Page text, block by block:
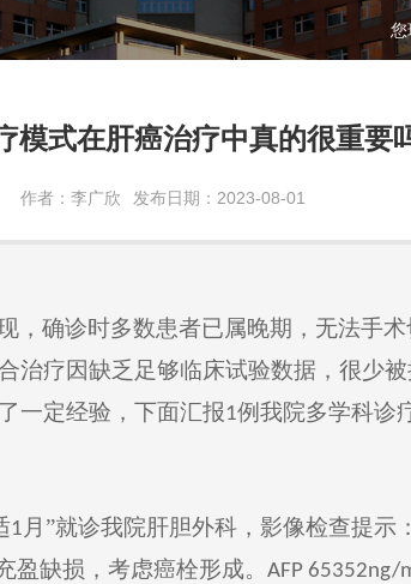
模式在肝癌治疗中真的很重要
作者：李广欣 发布日期：2023-08-01
， 确诊时多数患者已属晚期， 无法手术
治疗因缺乏足够临床试验数据， 很少
一定经验，下面汇报 1例我院多学科诊
1 月”就诊我院肝胆外科，影像检查提示：
盈缺损，考虑癌栓形成。 AFP 65352ng/